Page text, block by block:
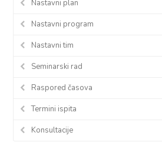
Nastavni plan
Nastavni program
Nastavni tim
Seminarski rad
Raspored časova
Termini ispita
Konsultacije